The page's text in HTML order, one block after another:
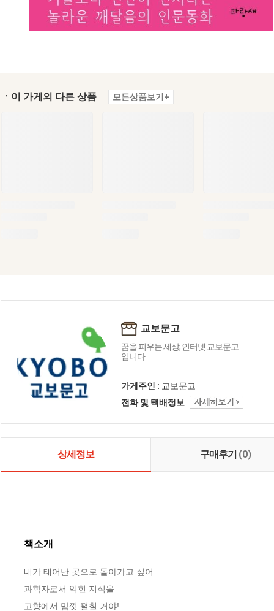
ㆍ이 가게의 다른 상품 모든상품보기+
교보문고
꿈을 피우는 세상, 인터넷 교보문고
입니다.
가게주인 : 교보문고
전화 및 택배정보
상세정보 구매후기 (0)
책소개
내가 태어난 곳으로 돌아가고 싶어
과학자로서 익힌 지식을
고향에서 맘껏 펼칠 거야!